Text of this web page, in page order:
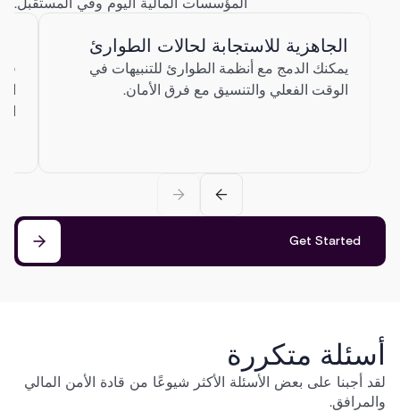
الجاهزية للاستجابة لحالات الطوارئ
يمكنك الدمج مع أنظمة الطوارئ للتنبيهات في
الوقت الفعلي والتنسيق مع فرق الأمان.
Get Started
أسئلة متكررة
لقد أجبنا على بعض الأسئلة الأكثر شيوعًا من قادة الأمن المالي
والمرافق.